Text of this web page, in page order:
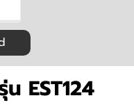
EST124